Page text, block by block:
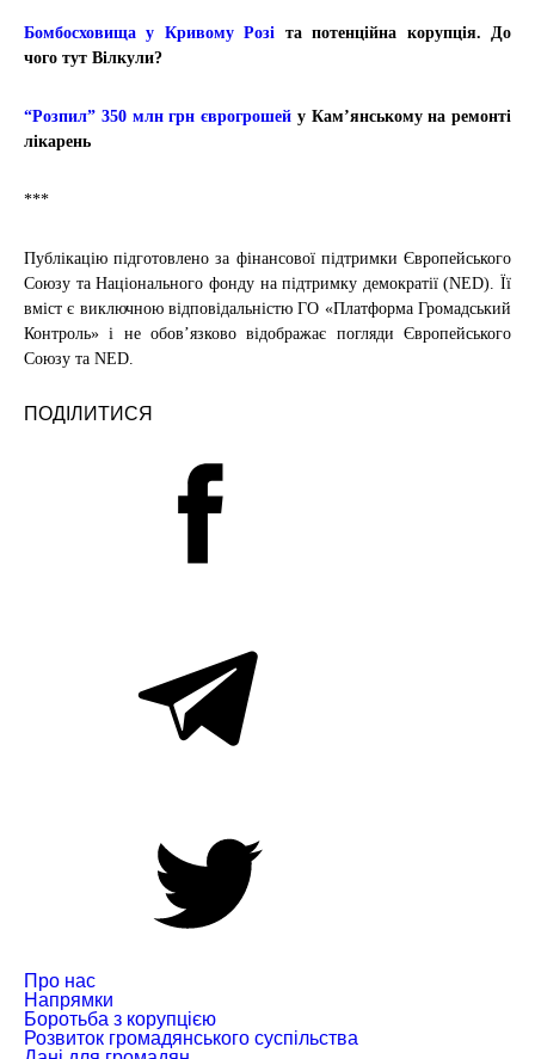
Бомбосховища у Кривому Розі та потенційна корупція. До
чого тут Вілкули?
“Розпил” 350 млн грн єврогрошей у Кам’янському на ремонті
лікарень
***
Публікацію підготовлено за фінансової підтримки Європейського
Союзу та Національного фонду на підтримку демократії (NED). Її
вміст є виключною відповідальністю ГО «Платформа Громадський
Контроль» і не обовʼязково відображає погляди Європейського
Союзу та NED.
ПОДІЛИТИСЯ
Про нас
Напрямки
Боротьба з корупцією
Розвиток громадянського суспільства